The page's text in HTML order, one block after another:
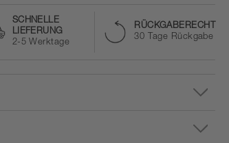
SCHNELLE
LIEFERUNG
2-5 Werktage
RÜCKGABERECHT
30 Tage Rückgabe